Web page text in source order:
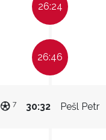
26:24
26:46
Pešl Petr
30:32
7